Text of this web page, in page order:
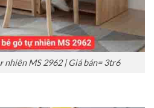
nhiên MS 2962 | Giá bán= 3tr6